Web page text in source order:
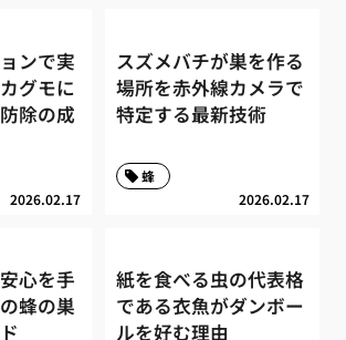
ンで実
グモに
除の成
2026.02.17
スズメバチが巣を作る
場所を赤外線カメラで
特定する最新技術
2026.02.17
蜂
心を手
蜂の巣
紙を食べる虫の代表格
である衣魚がダンボー
ルを好む理由